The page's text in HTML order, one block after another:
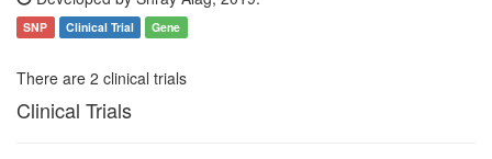
SNP Clinical Trial Gene
There are 2 clinical trials
Clinical Trials